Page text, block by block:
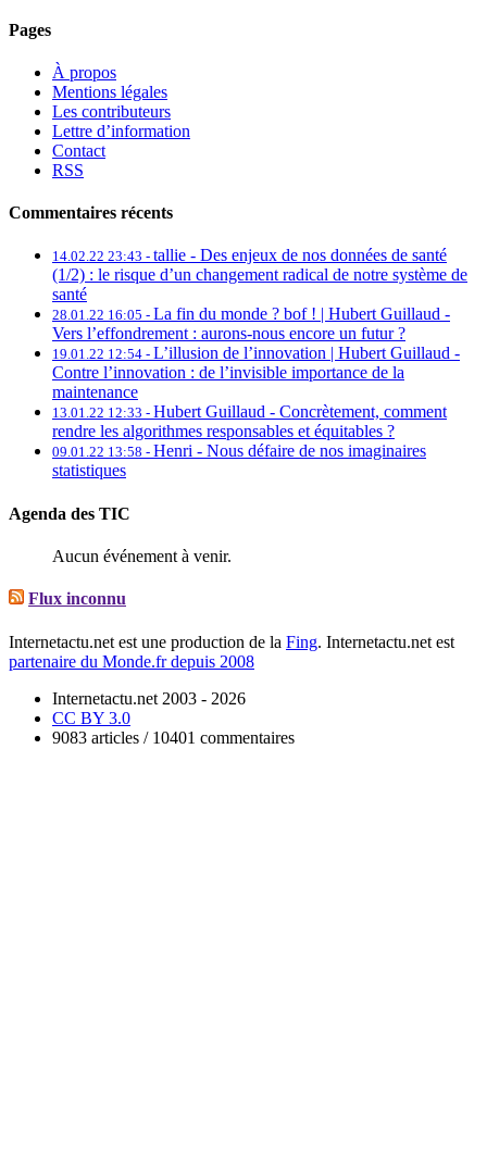
Pages
À propos
Mentions légales
Les contributeurs
Lettre d’information
Contact
RSS
Commentaires récents
14.02.22 23:43 - tallie - Des enjeux de nos données de santé
(1/2) : le risque d’un changement radical de notre système de
santé
28.01.22 16:05 - La fin du monde ? bof ! | Hubert Guillaud -
Vers l’effondrement : aurons-nous encore un futur ?
19.01.22 12:54 - L’illusion de l’innovation | Hubert Guillaud -
Contre l’innovation : de l’invisible importance de la
maintenance
13.01.22 12:33 - Hubert Guillaud - Concrètement, comment
rendre les algorithmes responsables et équitables ?
09.01.22 13:58 - Henri - Nous défaire de nos imaginaires
statistiques
Agenda des TIC
Aucun événement à venir.
Flux inconnu
Internetactu.net est une production de la Fing. Internetactu.net est
partenaire du Monde.fr depuis 2008
Internetactu.net 2003 - 2026
CC BY 3.0
9083 articles / 10401 commentaires